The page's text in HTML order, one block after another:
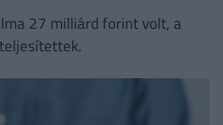
27 milliárd forint volt, a